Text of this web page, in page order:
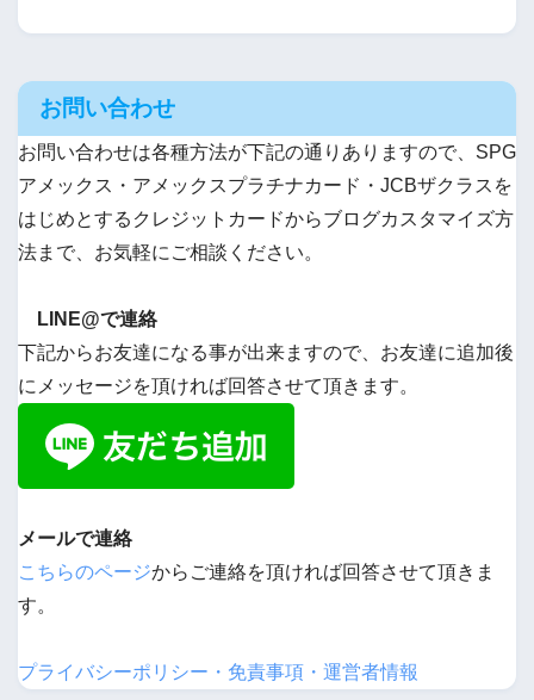
お問い合わせ
お問い合わせは各種方法が下記の通りありますので、SPG
アメックス・アメックスプラチナカード・JCBザクラスを
はじめとするクレジットカードからブログカスタマイズ方
法まで、お気軽にご相談ください。
LINE@で連絡
下記からお友達になる事が出来ますので、お友達に追加後
にメッセージを頂ければ回答させて頂きます。
メールで連絡
こちらのページからご連絡を頂ければ回答させて頂きま
す。
プライバシーポリシー・免責事項・運営者情報